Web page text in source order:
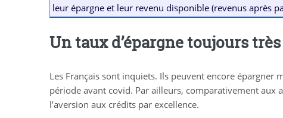
leur épargne et leur revenu disponible (revenus après
Un taux d’épargne toujours
Les Français sont inquiets. Ils peuvent encore épargner
période avant covid. Par ailleurs, comparativement aux
l’aversion aux crédits par excellence.